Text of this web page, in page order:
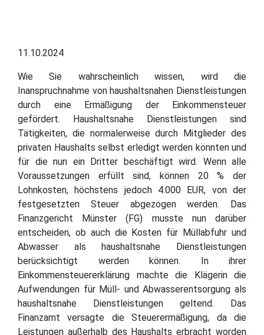
11.10.2024
Wie Sie wahrscheinlich wissen, wird die
Inanspruchnahme von haushaltsnahen Dienstleistungen
durch eine Ermäßigung der Einkommensteuer
gefördert. Haushaltsnahe Dienstleistungen sind
Tätigkeiten, die normalerweise durch Mitglieder des
privaten Haushalts selbst erledigt werden könnten und
für die nun ein Dritter beschäftigt wird. Wenn alle
Voraussetzungen erfüllt sind, können 20 % der
Lohnkosten, höchstens jedoch 4.000 EUR, von der
festgesetzten Steuer abgezogen werden. Das
Finanzgericht Münster (FG) musste nun darüber
entscheiden, ob auch die Kosten für Müllabfuhr und
Abwasser als haushaltsnahe Dienstleistungen
berücksichtigt werden können. In ihrer
Einkommensteuererklärung machte die Klägerin die
Aufwendungen für Müll- und Abwasserentsorgung als
haushaltsnahe Dienstleistungen geltend. Das
Finanzamt versagte die Steuerermäßigung, da die
Leistungen außerhalb des Haushalts erbracht worden